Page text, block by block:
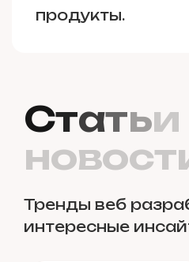
продукты.
Статьи
новост
Тренды веб
интересные